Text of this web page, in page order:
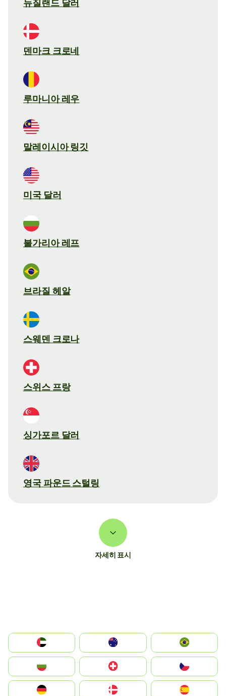
뉴질랜드 달러
덴마크 크로네
루마니아 레우
말레이시아 링깃
미국 달러
불가리아 레프
브라질 헤알
스웨덴 크로나
스위스 프랑
싱가포르 달러
영국 파운드 스털링
자세히 표시
الإمارات العربية المتحدة
Switzerland
Deutschland